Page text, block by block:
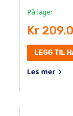
På lager
Kr
LEGG TIL
Les mer